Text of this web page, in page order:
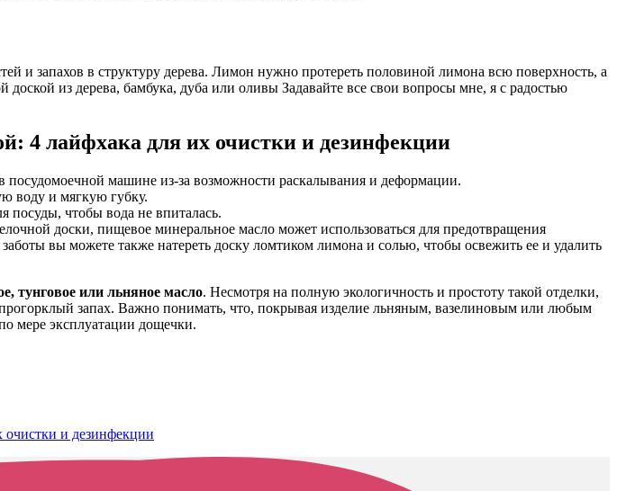
и запахов в структуру дерева. Лимон нужно протереть половиной лимона всю поверхность, а
из дерева, бамбука, дуба или оливы Задавайте все свои вопросы мне, я с радостью
4 лайфхака для их очистки и дезинфекции
машине из-за возможности раскалывания и деформации.
воду и мягкую губку.
посуды, чтобы вода не впиталась.
доски, пищевое минеральное масло может использоваться для предотвращения
вы можете также натереть доску ломтиком лимона и солью, чтобы освежить ее и удалить
тунговое или льняное масло. Несмотря на полную экологичность и простоту такой отделки,
запах. Важно понимать, что, покрывая изделие льняным, вазелиновым или любым
мере эксплуатации дощечки.
очистки и дезинфекции